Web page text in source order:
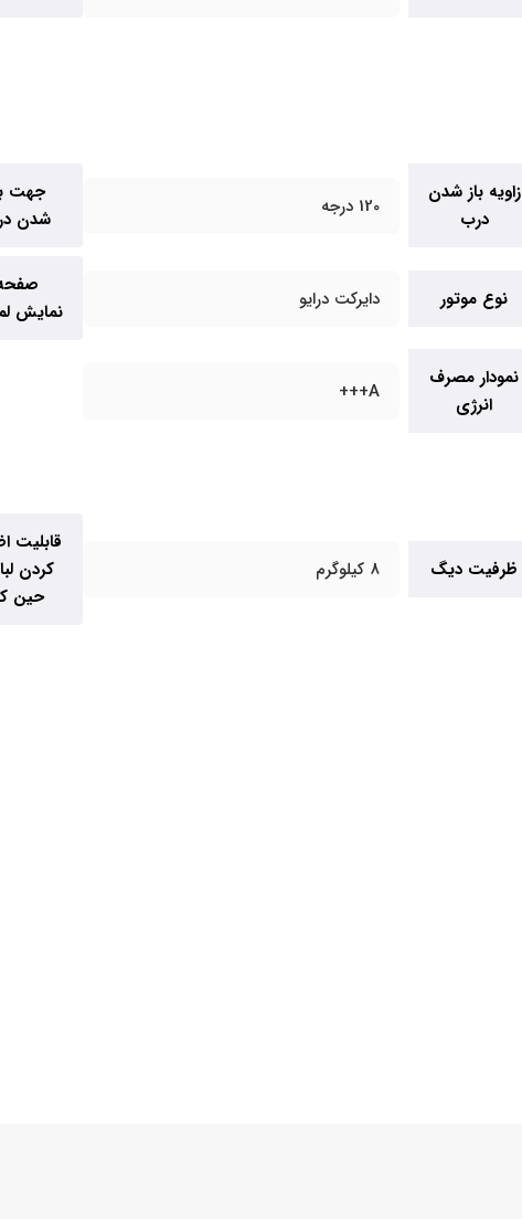
زاویه باز شدن
درب
120 درجه
جهت
شدن
نوع موتور دایرکت درایو
نمایش
نمودار مصرف
انرژی
A+++
ظرفیت دیگ 8 کیلوگرم
قابلیت
کردن
حین